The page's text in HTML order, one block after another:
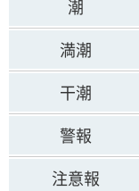
潮
満潮
干潮
警報
注意報